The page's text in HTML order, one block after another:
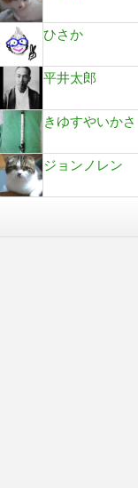
ひさか
平井太郎
きゆすやいかさ
ジョンノレン